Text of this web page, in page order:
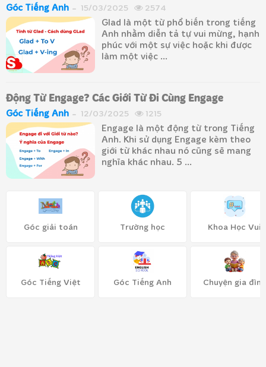
Góc Tiếng Anh 15/03/2025 2574
Glad là một từ phổ biến trong tiếng
Anh nhằm diễn tả tự vui mừng, hạnh
phúc với một sự việc hoặc khi được
làm một việc ...
Động Từ Engage? Các Giới Từ Đi Cùng Engage
Góc Tiếng Anh 12/03/2025 1215
Engage là một động từ trong Tiếng
Anh. Khi sử dụng Engage kèm theo
giới từ khác nhau nó cũng sẽ mang
nghĩa khác nhau. 5 ...
Góc giải toán
Góc Tiếng Việt
Trường học
Góc Tiếng Anh
Khoa Học Vui
Chuyện gia đình